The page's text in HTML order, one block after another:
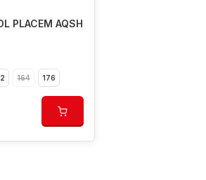
PLACEM AQSH
164 176